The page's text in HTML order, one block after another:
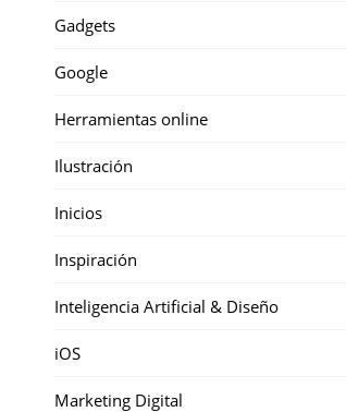
Gadgets
Google
Herramientas online
Ilustración
Inicios
Inspiración
Inteligencia Artificial & Diseño
iOS
Marketing Digital